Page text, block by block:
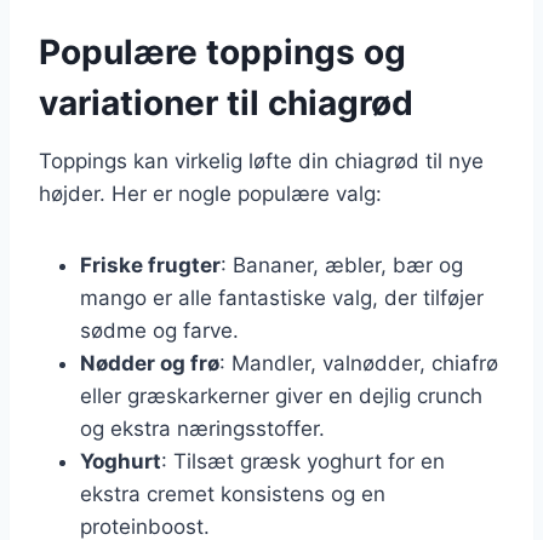
Populære toppings og
variationer til chiagrød
Toppings kan virkelig løfte din chiagrød til nye
højder. Her er nogle populære valg:
Friske frugter: Bananer, æbler, bær og
mango er alle fantastiske valg, der tilføjer
sødme og farve.
Nødder og frø: Mandler, valnødder, chiafrø
eller græskarkerner giver en dejlig crunch
og ekstra næringsstoffer.
Yoghurt: Tilsæt græsk yoghurt for en
ekstra cremet konsistens og en
proteinboost.